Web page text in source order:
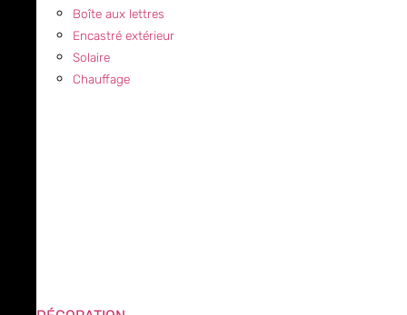
Boîte aux lettres
Encastré extérieur
Solaire
Chauffage